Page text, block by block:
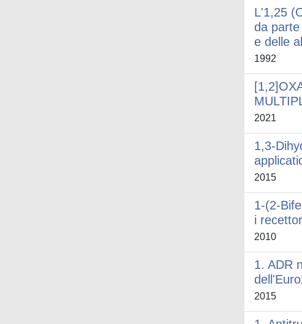
L'1,25
da
e delle
1992
2021
1,3-
2015
1-(2-
i
2010
1. ADR
2015